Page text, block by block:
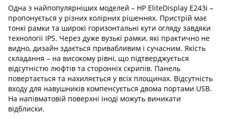
Одна з найпопулярніших моделей – HP EliteDisplay E243i –
пропонується у різних колірних рішеннях. Пристрій має
тонкі рамки та широкі горизонтальні кути огляду завдяки
технології IPS. Через дуже вузькі рамки, які практично не
видно, дизайн здається привабливим і сучасним. Якість
складання – на високому рівні, що підтверджується
відсутністю люфтів та сторонніх скрипів. Панель
повертається та нахиляється у всіх площинах. Відсутність
входу для навушників компенсується двома портами USB.
На напівматовій поверхні іноді можуть виникати
відблиски.